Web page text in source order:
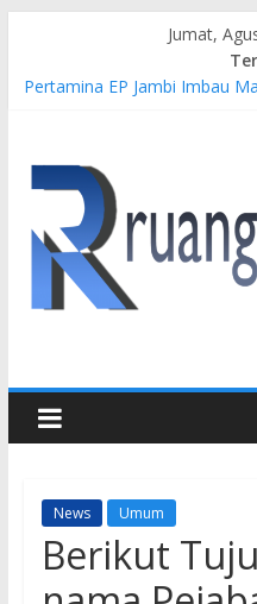
Jumat,
Pertamina EP Jambi Imbau
Didampingi Pengacara Chris
Hj. Hesti Haris Dorong
Pelatihan Batik Kontemporer
Siap Dukung Kegiatan Hulu
FSO 115
Gubernur Al Haris Buka
News Umum
Berikut